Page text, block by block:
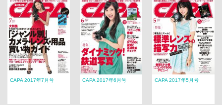
CAPA 2017年7月号 CAPA 2017年6月号 CAPA 2017年5月号